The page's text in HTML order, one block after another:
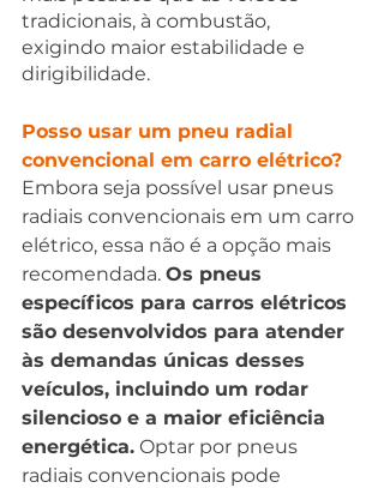
tradicionais, à combustão,
exigindo maior estabilidade e
dirigibilidade.
Posso usar um pneu radial
convencional em carro elétrico?
Embora seja possível usar pneus
radiais convencionais em um carro
elétrico, essa não é a opção mais
recomendada. Os pneus
específicos para carros elétricos
são desenvolvidos para atender
às demandas únicas desses
veículos, incluindo um rodar
silencioso e a maior eficiência
energética. Optar por pneus
radiais convencionais pode